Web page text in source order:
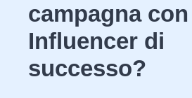
campagna con
Influencer di
successo?